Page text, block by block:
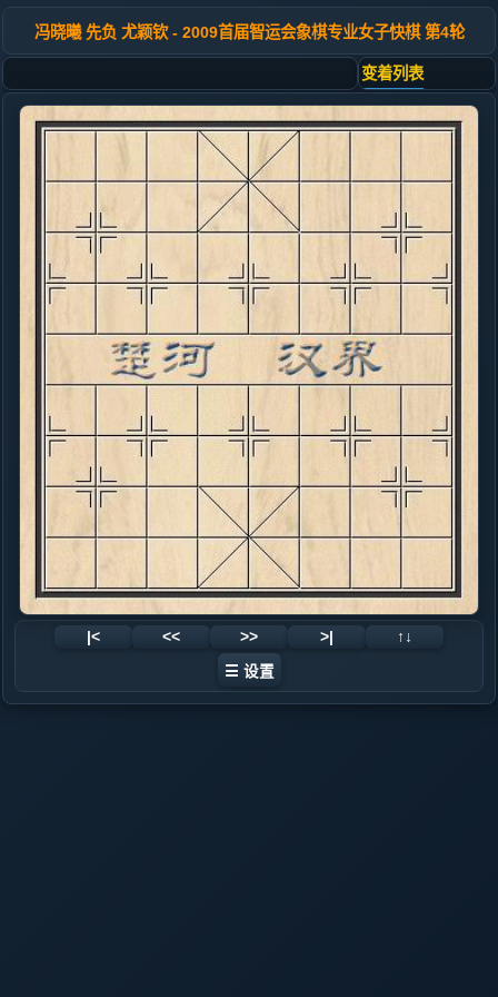
冯晓曦 先负 尤颖钦 - 2009首届智运会象棋专业女子快棋 第4轮
变着列表
|< << >> >| ↑↓
☰ 设置